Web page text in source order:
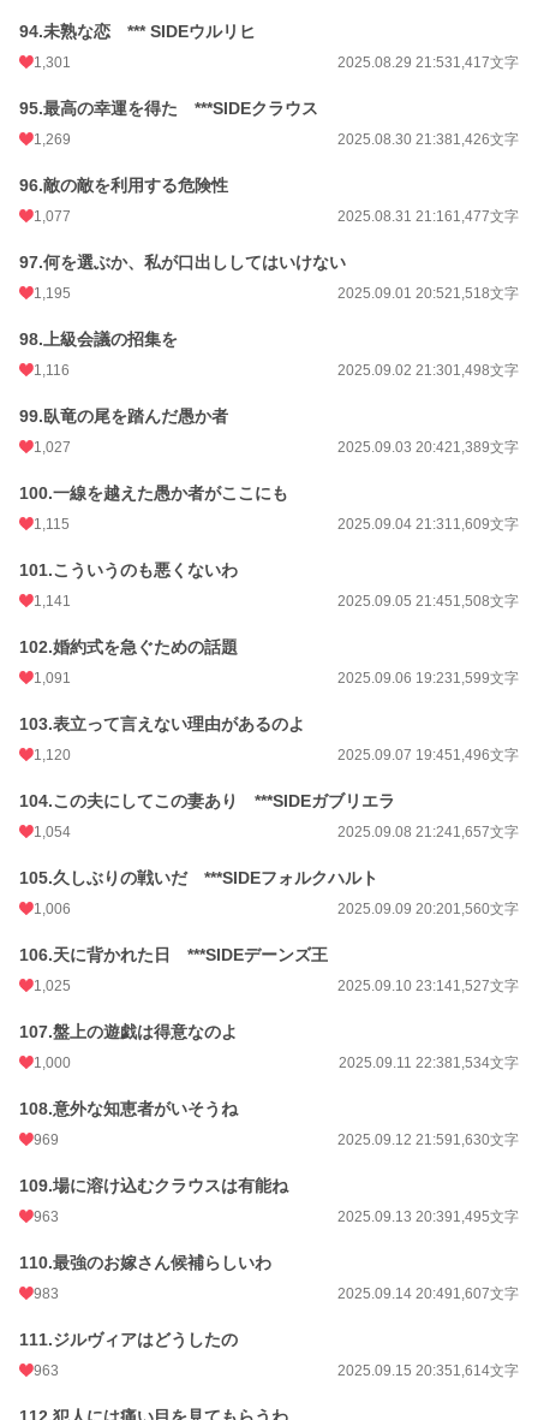
94.未熟な恋 *** SIDEウルリヒ
1,301 2025.08.29 21:531,417文字
95.最高の幸運を得た ***SIDEクラウス
1,269 2025.08.30 21:381,426文字
96.敵の敵を利用する危険性
1,077 2025.08.31 21:161,477文字
97.何を選ぶか、私が口出ししてはいけない
1,195 2025.09.01 20:521,518文字
98.上級会議の招集を
1,116 2025.09.02 21:301,498文字
99.臥竜の尾を踏んだ愚か者
1,027 2025.09.03 20:421,389文字
100.一線を越えた愚か者がここにも
1,115 2025.09.04 21:311,609文字
101.こういうのも悪くないわ
1,141 2025.09.05 21:451,508文字
102.婚約式を急ぐための話題
1,091 2025.09.06 19:231,599文字
103.表立って言えない理由があるのよ
1,120 2025.09.07 19:451,496文字
104.この夫にしてこの妻あり ***SIDEガブリエラ
1,054 2025.09.08 21:241,657文字
105.久しぶりの戦いだ ***SIDEフォルクハルト
1,006 2025.09.09 20:201,560文字
106.天に背かれた日 ***SIDEデーンズ王
1,025 2025.09.10 23:141,527文字
107.盤上の遊戯は得意なのよ
1,000 2025.09.11 22:381,534文字
108.意外な知恵者がいそうね
969 2025.09.12 21:591,630文字
109.場に溶け込むクラウスは有能ね
963 2025.09.13 20:391,495文字
110.最強のお嫁さん候補らしいわ
983 2025.09.14 20:491,607文字
111.ジルヴィアはどうしたの
963 2025.09.15 20:351,614文字